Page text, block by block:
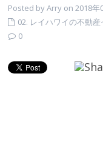
Posted by Arry on 2018年
02. レイハワイの不動産
0